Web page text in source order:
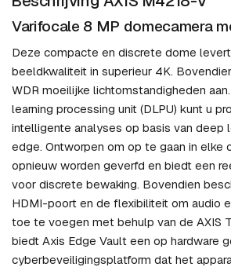
Varifocale 8 MP domecamera
Deze compacte en discrete dome
beeldkwaliteit in superieur 4K.
WDR moeilijke lichtomstandigheden
learning processing unit (DLPU) kunt u
intelligente analyses op basis van deep
edge. Ontworpen om op te gaan in elke
opnieuw worden geverfd en biedt een
voor discrete bewaking. Bovendien
HDMI-poort en de flexibiliteit om audio
toe te voegen met behulp van de AXIS
biedt Axis Edge Vault een op hardware
cyberbeveiligingsplatform dat het